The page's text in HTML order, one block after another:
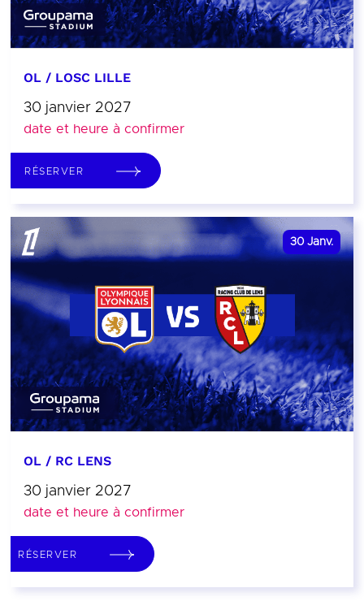
OL / LOSC LILLE
30 janvier 2027
date et heure à confirmer
RÉSERVER
30 Janv.
OL / RC LENS
30 janvier 2027
date et heure à confirmer
RÉSERVER